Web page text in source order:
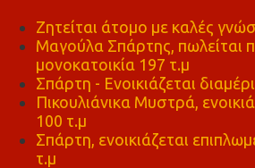
Ζητείται άτομο με καλές
Μαγούλα Σπάρτης, πωλείται
μονοκατοικία 197 τ.μ
Σπάρτη - Ενοικιάζεται
Πικουλιάνικα Μυστρά,
100 τ.μ
Σπάρτη, ενοικιάζεται
τ.μ